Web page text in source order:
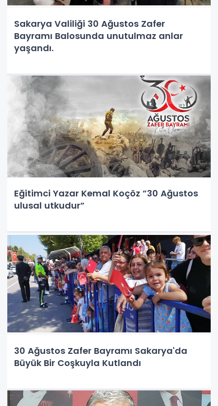
Sakarya Valiliği 30 Ağustos Zafer
Bayramı Balosunda unutulmaz anlar
yaşandı.
Eğitimci Yazar Kemal Koçöz ”30 Ağustos
ulusal utkudur”
30 Ağustos Zafer Bayramı Sakarya'da
Büyük Bir Coşkuyla Kutlandı